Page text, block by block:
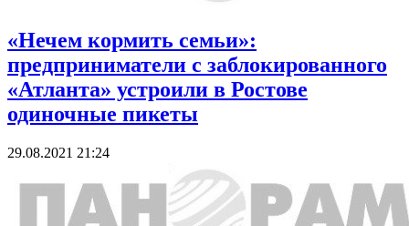
«Нечем кормить семьи»:
предприниматели с заблокированного
«Атланта» устроили в Ростове
одиночные пикеты
29.08.2021 21:24